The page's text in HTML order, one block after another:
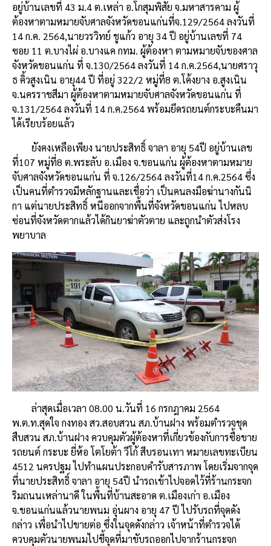
อยู่บ้านเลขที่ 43 ม.4 ต.เหล่า อ.โกสุมพิสัย จ.มหาสารคาม ผู้
ต้องหาตามหมายจับศาลจังหวัดขอนแก่นที่จ.129/2564 ลงวันที่
14 ก.ค. 2564,นายวรวิทย์ ชูแก้ว อายุ 34 ปี อยู่บ้านเลขที่ 74
ซอย 11 ต.บางไผ่ อ.บางแค กทม. ผู้ต้องหา ตามหมายจับของศาล
จังหวัดขอนแก่น ที่ จ.130/2564 ลงวันที่ 14 ก.ค.2564,นายศราวุ
ธ คิ้วสูงเนิน อายุ44 ปี ที่อยู่ 322/2 หมู่ที่8 ต.โค้งยาง อ.สูงเนิน
จ.นครราชสีมา ผู้ต้องหาตามหมายจับศาลจังหวัดขอนแก่น ที่
จ.131/2564 ลงวันที่ 14 ก.ค.2564 พร้อมยึดรถยนต์กระบะคืนมา
ได้เรียบร้อยแล้ว
ยังคงเหลือเพียง นายประสิทธิ์ จาลา อายุ 54ปี อยู่บ้านเลข
ที่107 หมู่ที่8 ต.พระลับ อ.เมือง จ.ขอนแก่น ผู้ต้องหาตามหมาย
จับศาลจังหวัดขอนแก่น ที่ จ.126/2564 ลงวันที่14 ก.ค.2564 ซึ่ง
เป็นคนที่ตำรวจมีหลักฐานและเชื่อว่า เป็นคนลงมือฆ่านางกันนิ
กา แต่นายประสิทธิ์ หนีออกจากพื้นที่จังหวัดขอนแก่น ไปหลบ
ซ่อนที่จังหวัดตากแล้วได้กินยาฆ่าตัวตาย และถูกนำตัวส่งโรง
พยาบาล
ล่าสุดเมื่อเวลา 08.00 น.วันที่ 16 กรกฎาคม 2564
พ.ต.ท.สุดใจ กงทอง สว.สอบสวน สภ.บ้านฝาง พร้อมตำรวจชุด
สืบสวน สภ.บ้านฝาง ควบคุมตัวผู้ต้องหาที่เกี่ยวข้องกับการซื้อขาย
รถยนต์ กระบะ ยี่ห้อ โตโยต้า วีโก้ สีบรอนเทา หมายเลขทะเบียน
4512 นครปฐม ไปทำแผนประกอบคำรับสารภาพ โดยเริ่มจากจุด
ที่นายประสิทธิ์ จาลา อายุ 54ปี นำรถเข้าไปจอดไว้ที่ร้านกระจก
ริมถนนเหล่านาดี ในพื้นที่บ้านสะอาด ต.เมืองเก่า อ.เมือง
จ.ขอนแก่นแล้วนายพนม อุ่นผาง อายุ 47 ปี ไปรับรถที่จุดดัง
กล่าว เพื่อนำไปขายต่อ ซึ่งในจุดดังกล่าว เจ้าหน้าที่ตำรวจได้
ควบคุมตัวนายพนมไปชี้จุดที่มาขับรถออกไปจากร้านกระจก